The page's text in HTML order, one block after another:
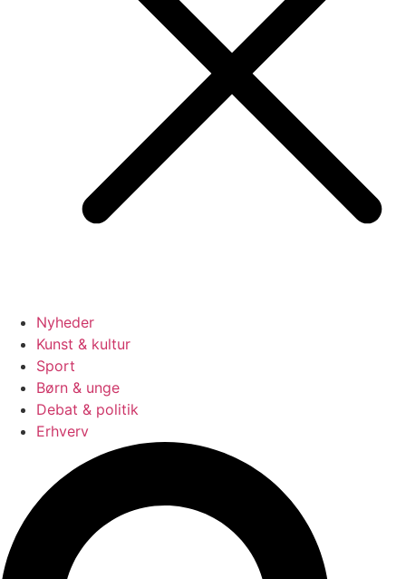
Nyheder
Kunst & kultur
Sport
Børn & unge
Debat & politik
Erhverv